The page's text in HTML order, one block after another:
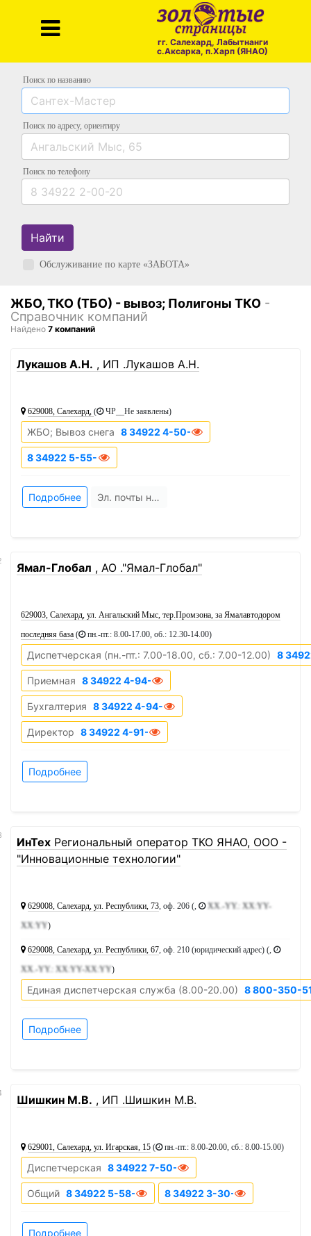
гг. Салехард, Лабытнанги
с.Аксарка, п.Харп (ЯНАО)
Поиск по названию
Поиск по адресу, ориентиру
Поиск по телефону
Найти
Обслуживание по карте «ЗАБОТА»
ЖБО, ТКО (ТБО) - вывоз; Полигоны ТКО -
Справочник компаний
Найдено 7 компаний
Лукашов А.Н. , ИП .Лукашов А.Н.
629008, Салехард, ( ЧР__Не заявлены)
ЖБО; Вывоз снега 8 34922 4-50-52
8 34922 5-55-00
Подробнее Эл. почты нет
Ямал-Глобал , АО ."Ямал-Глобал"
629003, Салехард, ул. Ангальский Мыс, тер.Промзона, за Ямалавтодором
последняя база ( пн.-пт.: 8.00-17.00, об.: 12.30-14.00)
Диспетчерская (пн.-пт.: 7.00-18.00, сб.: 7.00-12.00) 8
Приемная 8 34922 4-94-95
Бухгалтерия 8 34922 4-94-90
Директор 8 34922 4-91-93
Подробнее
ИнТех Региональный оператор ТКО ЯНАО, ООО -
"Инновационные технологии"
629008, Салехард, ул. Республики, 73, оф. 206 (,
XX.-YY.: XX:YY-
XX:YY)
629008, Салехард, ул. Республики, 67, оф. 210 (юридический адрес) (,
XX.-YY.: XX:YY-XX:YY)
Единая диспетчерская служба (8.00-20.00) 8 800-350-
Подробнее
Шишкин М.В. , ИП .Шишкин М.В.
629001, Салехард, ул. Игарская, 15 ( пн.-пт.: 8.00-20.00, сб.: 8.00-15.00)
Диспетчерская 8 34922 7-50-70
Общий 8 34922 5-58-88 8 34922 3-30-75
Подробнее